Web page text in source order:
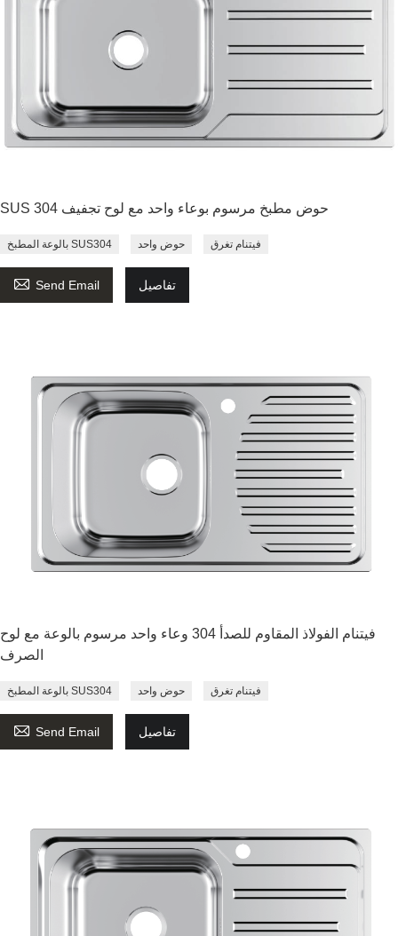
SUS 304 حوض مطبخ مرسوم بوعاء واحد مع لوح تجفيف
بالوعة المطبخ SUS304 حوض واحد فيتنام تغرق
 Send Email تفاصيل
فيتنام الفولاذ المقاوم للصدأ 304 وعاء واحد مرسوم بالوعة مع لوح
الصرف
بالوعة المطبخ SUS304 حوض واحد فيتنام تغرق
 Send Email تفاصيل